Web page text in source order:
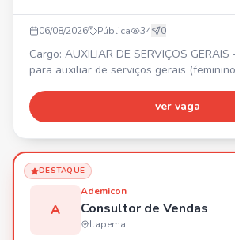
06/08/2026 Pública 34 0
Cargo: AUXILIAR DE SERVIÇOS GERAIS -
para auxiliar de serviços gerais
Envie seu currículo para nosso
ver vaga
DESTAQUE
A
Ademicon
Consultor de Vendas
Itapema